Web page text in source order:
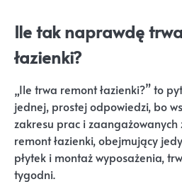
Ile tak naprawdę
łazienki?
„Ile trwa remont łazienki?” to
jednej, prostej odpowiedzi, bo
zakresu prac i zaangażowanych
remont łazienki, obejmujący
płytek i montaż wyposażenia,
tygodni.